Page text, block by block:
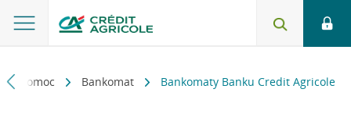
i pomoc Bankomat Bankomaty Banku Credit Agricole